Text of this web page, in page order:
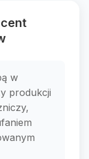
w
produkcji